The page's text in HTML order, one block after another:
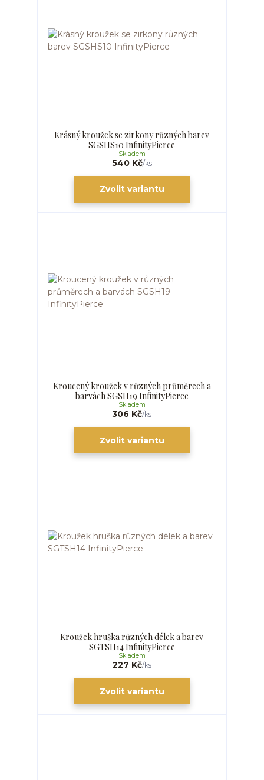
Krásný kroužek se zirkony různých barev
SGSHS10 InfinityPierce
540 Kč/ks
Skladem
Zvolit variantu
Kroucený kroužek v různých průměrech a
barvách SGSH19 InfinityPierce
306 Kč/ks
Skladem
Zvolit variantu
Kroužek hruška různých délek a barev
SGTSH14 InfinityPierce
227 Kč/ks
Skladem
Zvolit variantu